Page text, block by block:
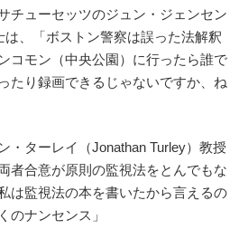
チューセッツのジュン・ジェンセン
は、「ボストン警察は誤った法解釈
コモン（中央公園）に行ったら誰で
たり録画できるじゃないですか、ね
・ターレイ（Jonathan Turley）教授
者合意が原則の監視法をとんでもな
は監視法の本を書いたから言えるの
のナンセンス」